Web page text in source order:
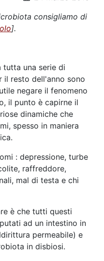
consigliamo di
].
una serie di
il resto dell'anno sono
negare il fenomeno
il punto è capirne il
dinamiche che
spesso in maniera
: depressione, turbe
raffreddore,
mal di testa e chi
è che tutti questi
ad un intestino in
permeabile) e
in disbiosi.